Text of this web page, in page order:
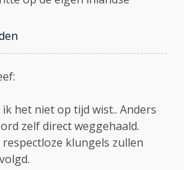
ik het niet op tijd wist.. Anders
zelf direct weggehaald.
klungels zullen